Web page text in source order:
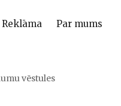
Reklāma Par mums
vēstules